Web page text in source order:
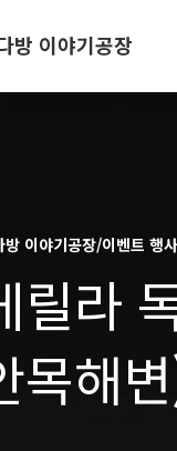
방 이야기공장
방 이야기공장/이벤트 행사
릴라
목해